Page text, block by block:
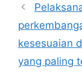
kesesuaian
yang paling